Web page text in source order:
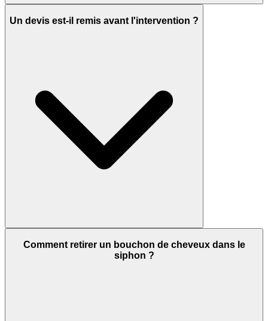
Un devis est-il remis avant l'intervention ?
Comment retirer un bouchon de cheveux dans le
siphon ?